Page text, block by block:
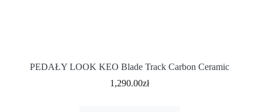
PEDAŁY LOOK KEO Blade Track Carbon Ceramic
1,290.00zł